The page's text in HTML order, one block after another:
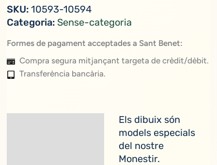
SKU:10593-10594
Categoria: Sense-categoria
Formes de pagament acceptades a Sant Benet:
Compra segura mitjançant targeta de crèdit/dèbit.
Transferència bancària.
Els dibuix són
models especials
del nostre
Monestir.